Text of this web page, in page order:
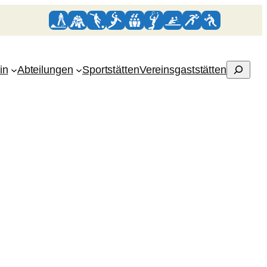
Abteilungen SportstättenVereinsgaststätten Suchen